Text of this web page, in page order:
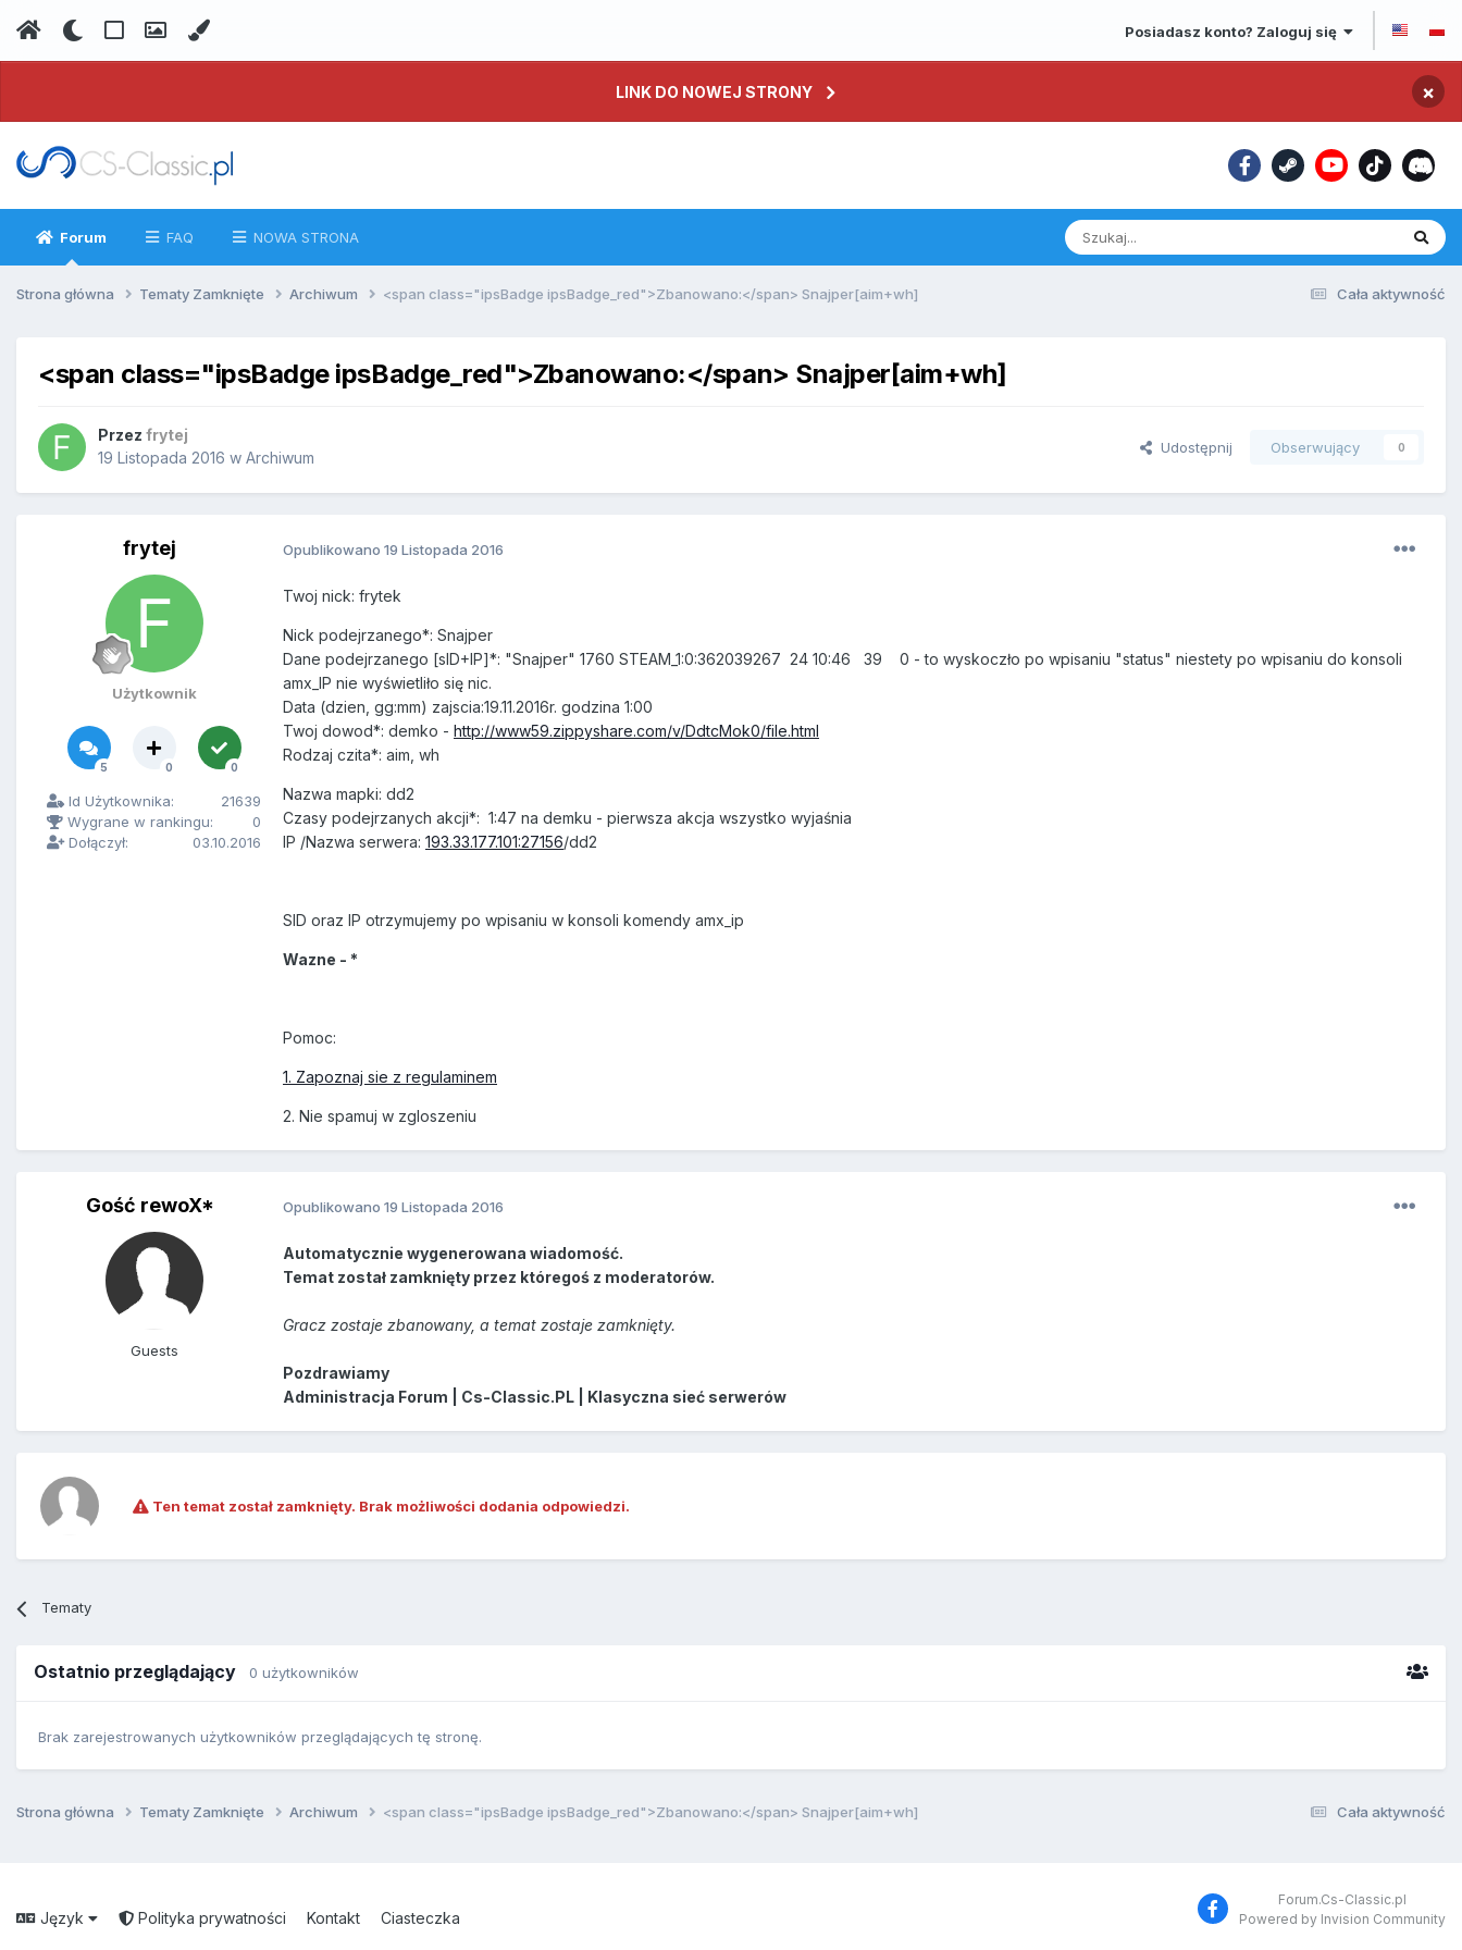
Posiadasz konto? Zaloguj się
LINK DO NOWEJ STRONY ×
Forum FAQ NOWA STRONA
Cała aktywność
Strona główna Tematy Zamknięte Archiwum <span class="ipsBadge ipsBadge_red">Zbanowano:</span> Snajper[aim+wh]
<span class="ipsBadge ipsBadge_red">Zbanowano:</span> Snajper[aim+wh]
Przez frytej
19 Listopada 2016 w Archiwum
Udostępnij Obserwujący 0
frytej
Użytkownik
5 0 0
Id Użytkownika:
21639
Wygrane w rankingu:
0
Dołączył:
03.10.2016
Opublikowano 19 Listopada 2016
Twoj nick: frytek
Nick podejrzanego*: Snajper
Dane podejrzanego [sID+IP]*: "Snajper" 1760 STEAM_1:0:362039267 24 10:46 39 0 - to wyskoczło po wpisaniu "status" niestety po wpisaniu do konsoli
amx_IP nie wyświetliło się nic.
Data (dzien, gg:mm) zajscia:19.11.2016r. godzina 1:00
Twoj dowod*: demko - http://www59.zippyshare.com/v/DdtcMok0/file.html
Rodzaj czita*: aim, wh
Nazwa mapki: dd2
Czasy podejrzanych akcji*: 1:47 na demku - pierwsza akcja wszystko wyjaśnia
IP /Nazwa serwera: 193.33.177.101:27156/dd2
SID oraz IP otrzymujemy po wpisaniu w konsoli komendy amx_ip
Wazne - *
Pomoc:
1. Zapoznaj sie z regulaminem
2. Nie spamuj w zgloszeniu
Gość rewoX*
Guests
Opublikowano 19 Listopada 2016
Automatycznie wygenerowana wiadomość.
Temat został zamknięty przez któregoś z moderatorów.
Gracz zostaje zbanowany, a temat zostaje zamknięty.
Pozdrawiamy
Administracja Forum | Cs-Classic.PL | Klasyczna sieć serwerów
Ten temat został zamknięty. Brak możliwości dodania odpowiedzi.
Tematy
Ostatnio przeglądający 0 użytkowników
Brak zarejestrowanych użytkowników przeglądających tę stronę.
Cała aktywność
Strona główna Tematy Zamknięte Archiwum <span class="ipsBadge ipsBadge_red">Zbanowano:</span> Snajper[aim+wh]
Język Polityka prywatności Kontakt Ciasteczka
Forum.Cs-Classic.pl
Powered by Invision Community